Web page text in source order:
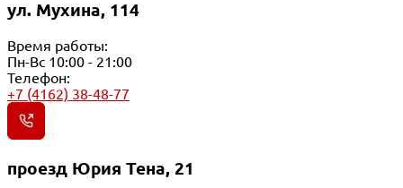
ул. Мухина, 114
Время работы:
Пн-Вс 10:00 - 21:00
Телефон:
+7 (4162) 38-48-77
проезд Юрия Тена, 21